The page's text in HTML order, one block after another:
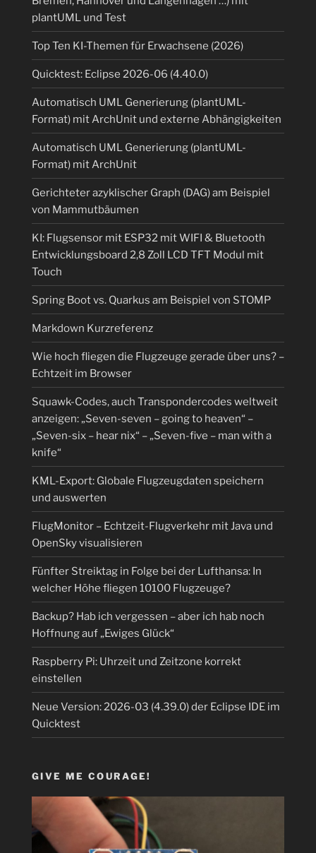
plantUML und Test
Top Ten KI-Themen für Erwachsene (2026)
Quicktest: Eclipse 2026-06 (4.40.0)
Automatisch UML Generierung (plantUML-
Format) mit ArchUnit und externe Abhängigkeiten
Automatisch UML Generierung (plantUML-
Format) mit ArchUnit
Gerichteter azyklischer Graph (DAG) am Beispiel
von Mammutbäumen
KI: Flugsensor mit ESP32 mit WIFI & Bluetooth
Entwicklungsboard 2,8 Zoll LCD TFT Modul mit
Touch
Spring Boot vs. Quarkus am Beispiel von STOMP
Markdown Kurzreferenz
Wie hoch fliegen die Flugzeuge gerade über uns? –
Echtzeit im Browser
Squawk-Codes, auch Transpondercodes weltweit
anzeigen: „Seven-seven – going to heaven“ –
„Seven-six – hear nix“ – „Seven-five – man with a
knife“
KML-Export: Globale Flugzeugdaten speichern
und auswerten
FlugMonitor – Echtzeit-Flugverkehr mit Java und
OpenSky visualisieren
Fünfter Streiktag in Folge bei der Lufthansa: In
welcher Höhe fliegen 10100 Flugzeuge?
Backup? Hab ich vergessen – aber ich hab noch
Hoffnung auf „Ewiges Glück“
Raspberry Pi: Uhrzeit und Zeitzone korrekt
einstellen
Neue Version: 2026-03 (4.39.0) der Eclipse IDE im
Quicktest
GIVE ME COURAGE!